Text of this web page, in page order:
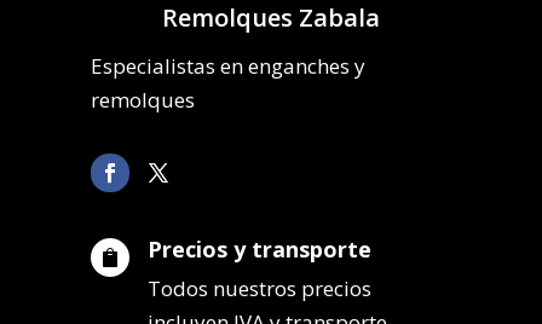
Remolques Zabala
Especialistas en enganches y
remolques
 Precios y transporte
Todos nuestros precios